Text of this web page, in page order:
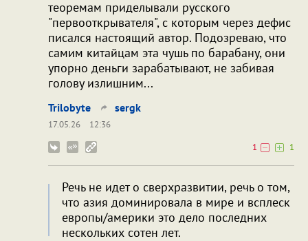
теоремам приделывали русского
"первооткрывателя", с которым через дефис
писался настоящий автор. Подозреваю, что
самим китайцам эта чушь по барабану, они
упорно деньги зарабатывают, не забивая
голову излишним...
Trilobyte sergk
17.05.26
12:36
1
1
Речь не идет о сверхразвитии, речь о том,
что азия доминировала в мире и всплеск
европы/америки это дело последних
нескольких сотен лет.